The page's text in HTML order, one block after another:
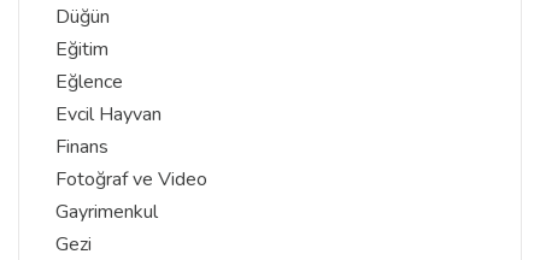
Düğün
Eğitim
Eğlence
Evcil Hayvan
Finans
Fotoğraf ve Video
Gayrimenkul
Gezi